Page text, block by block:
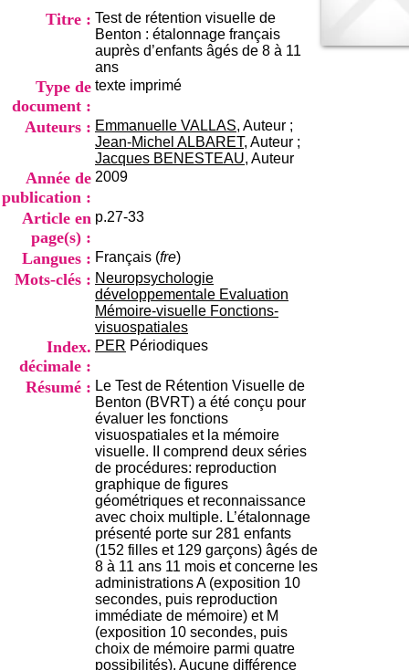
Fax: +33(0)4 37 91 54 37
Mail
Titre : Test de rétention visuelle de
Benton : étalonnage français
auprès d’enfants âgés de 8 à 11
ans
Type de
document :
texte imprimé
Auteurs : Emmanuelle VALLAS, Auteur ;
Jean-Michel ALBARET, Auteur ;
Jacques BENESTEAU, Auteur
Année de
publication :
2009
Article en
page(s) :
p.27-33
Langues : Français (fre)
Mots-clés : Neuropsychologie
développementale Evaluation
Mémoire-visuelle Fonctions-
visuospatiales
Index.
décimale :
PER Périodiques
Résumé : Le Test de Rétention Visuelle de
Benton (BVRT) a été conçu pour
évaluer les fonctions
visuospatiales et la mémoire
visuelle. II comprend deux séries
de procédures: reproduction
graphique de figures
géométriques et reconnaissance
avec choix multiple. L’étalonnage
présenté porte sur 281 enfants
(152 filles et 129 garçons) âgés de
8 à 11 ans 11 mois et concerne les
administrations A (exposition 10
secondes, puis reproduction
immédiate de mémoire) et M
(exposition 10 secondes, puis
choix de mémoire parmi quatre
possibilités). Aucune différence
n
e
e
o
c
u
m
t
t
o
n
d
u
C
A
R
h
ô
n
e
-
A
l
p
e
s
C
e
n
t
r
e